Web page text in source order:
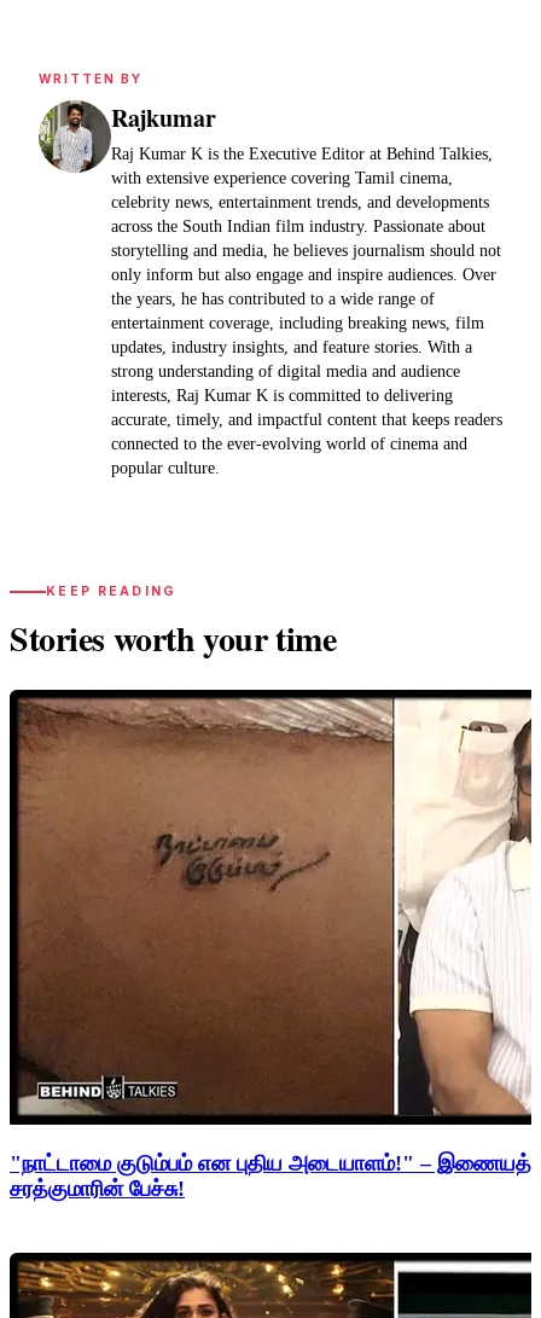
WRITTEN BY
Rajkumar
Raj Kumar K is the Executive Editor at Behind Talkies,
with extensive experience covering Tamil cinema,
celebrity news, entertainment trends, and developments
across the South Indian film industry. Passionate about
storytelling and media, he believes journalism should not
only inform but also engage and inspire audiences. Over
the years, he has contributed to a wide range of
entertainment coverage, including breaking news, film
updates, industry insights, and feature stories. With a
strong understanding of digital media and audience
interests, Raj Kumar K is committed to delivering
accurate, timely, and impactful content that keeps readers
connected to the ever-evolving world of cinema and
popular culture.
KEEP READING
Stories worth your time
"நாட்டாமை குடும்பம் என புதிய அடையாளம்!" –
சரத்குமாரின் பேச்சு!